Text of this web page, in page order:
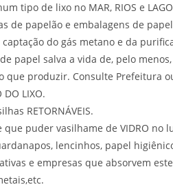
tipo de lixo no MAR, RIOS e
de papelão e embalagens de
do gás metano e da
papel salva a vida de, pelo
que produzir. Consulte Prefeitura
DO LIXO.
RETORNÁVEIS.
puder vasilhame de VIDRO no
lencinhos, papel
e empresas que absorvem